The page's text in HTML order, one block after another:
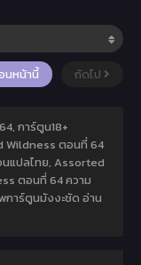
นหน้านี้ ถัดไป
การ์ตูน18+
Wildness ตอนที่ 64
แปลไทย, Assorted
ตอนที่ 64 ความ
าร์ตูนมังงะชัด อ่าน